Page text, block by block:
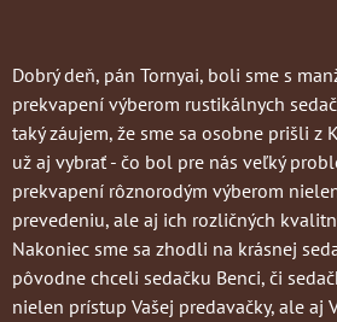
Dobrý deň, pán Tornyai, boli sme s
prekvapení výberom rustikálnych
taký záujem, že sme sa osobne prišli z
už aj vybrať - čo bol pre nás veľký
prekvapení rôznorodým výberom
prevedeniu, ale aj ich rozličných
Nakoniec sme sa zhodli na krásnej
pôvodne chceli sedačku Benci, či
nielen prístup Vašej predavačky, ale aj